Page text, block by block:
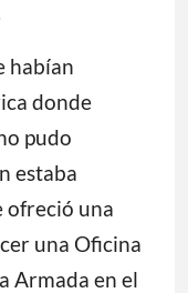
volvió hacia
a Cabrera
mi caso”,
habían
donde